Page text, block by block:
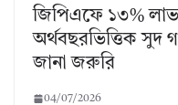
জিপিএফে ১৩%
অর্থবছরভিত্তিক সুদ
জানা জরুরি
04/07/2026